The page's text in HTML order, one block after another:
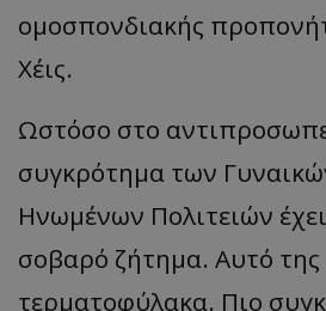
ομοσπονδιακής
Χέις.
Ωστόσο στο
συγκρότημα των
Ηνωμένων Πολιτειών
σοβαρό ζήτημα. Αυτό της
τερματοφύλακα. Πιο